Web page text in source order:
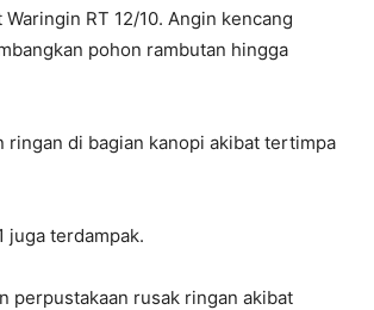
RT 12/10. Angin kencang
pohon rambutan hingga
ringan di bagian kanopi akibat tertimpa
juga terdampak.
perpustakaan rusak ringan akibat